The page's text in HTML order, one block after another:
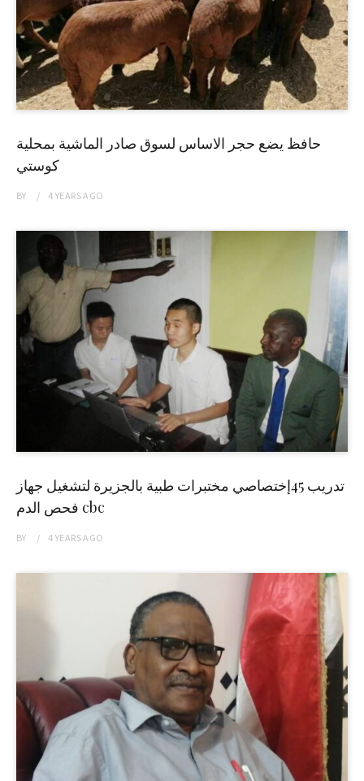
حافظ يضع حجر الاساس لسوق صادر الماشية بمحلية
كوستي
BY 4 YEARSAGO
تدريب 45إختصاصي مختبرات طبية بالجزيرة لتشغيل جهاز
فحص الدم cbc
BY 4 YEARSAGO